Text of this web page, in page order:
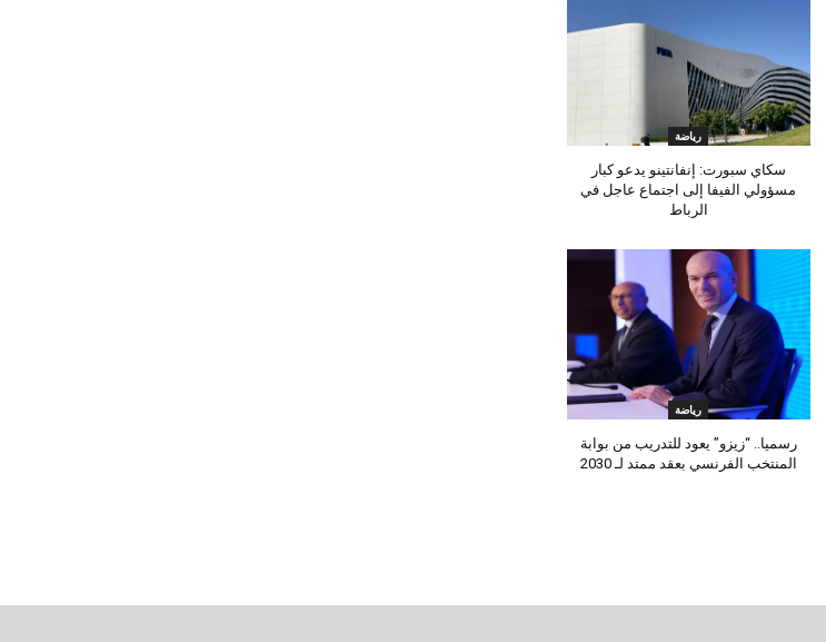
رياضة
سكاي سبورت: إنفانتينو يدعو كبار
مسؤولي الفيفا إلى اجتماع عاجل في
الرباط
رياضة
رسميا.. “زيزو” يعود للتدريب من بوابة
المنتخب الفرنسي بعقد ممتد لـ 2030